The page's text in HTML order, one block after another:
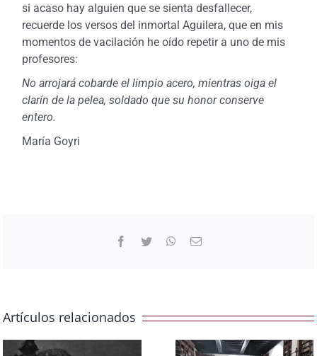
si acaso hay alguien que se sienta desfallecer,
recuerde los versos del inmortal Aguilera, que en mis
momentos de vacilación he oído repetir a uno de mis
profesores:
No arrojará cobarde el limpio acero, mientras oiga el
clarín de la pelea, soldado que su honor conserve
entero.
María Goyri
Facebook
Twitter WhatsApp
Correo
Artículos relacionados